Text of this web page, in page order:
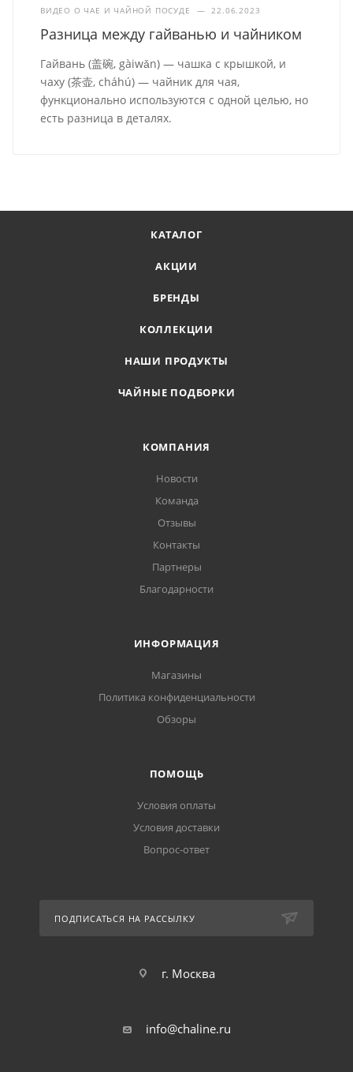
ВИДЕО О ЧАЕ И ЧАЙНОЙ ПОСУДЕ — 22.06.2023
Разница между гайванью и чайником
Гайвань (盖碗, gàiwǎn) — чашка с крышкой, и
чаху (茶壶, cháhú) — чайник для чая,
функционально используются с одной целью, но
есть разница в деталях.
КАТАЛОГ
АКЦИИ
БРЕНДЫ
КОЛЛЕКЦИИ
НАШИ ПРОДУКТЫ
ЧАЙНЫЕ ПОДБОРКИ
КОМПАНИЯ
Новости
Команда
Отзывы
Контакты
Партнеры
Благодарности
ИНФОРМАЦИЯ
Магазины
Политика конфиденциальности
Обзоры
ПОМОЩЬ
Условия оплаты
Условия доставки
Вопрос-ответ
ПОДПИСАТЬСЯ НА РАССЫЛКУ
г. Москва
info@chaline.ru